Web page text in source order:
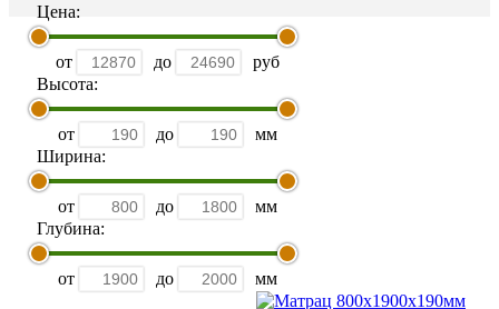
Цена:
от до
руб
Высота:
от до
мм
Ширина:
от до
мм
Глубина:
от до мм